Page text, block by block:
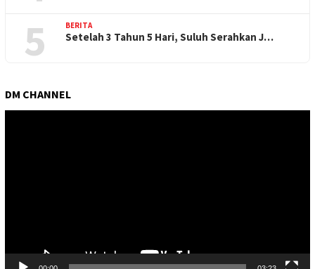
5 BERITA
Setelah 3 Tahun 5 Hari, Suluh Serahkan J…
DM CHANNEL